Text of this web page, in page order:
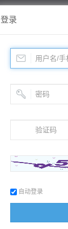
登录
自动登录